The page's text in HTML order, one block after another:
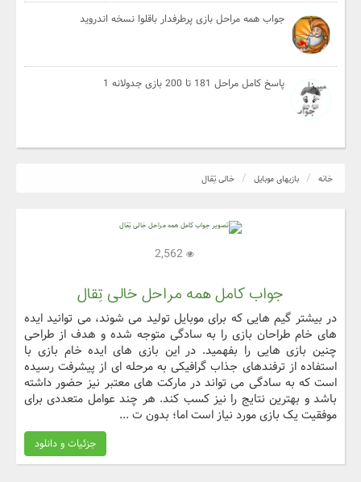
جواب همه مراحل بازی پرطرفدار باقلوا نسخه اندروید
پاسخ کامل مراحل 181 تا 200 بازی جدولانه 1
خانه بازیهای موبایل خالی تِقال
جواب کامل همه مراحل خالی تِقال
در بیشتر گیم هایی که برای موبایل تولید می شوند، می توانید ایده
های خام طراحان بازی را به سادگی متوجه شده و هدف از طراحی
چنین بازی هایی را بفهمید. در این بازی های ایده خام بازی با
استفاده از ترفندهای جذاب گرافیکی به مرحله ای از پیشرفت رسیده
است که به سادگی می تواند در مارکت های معتبر نیز حضور داشته
باشد و بهترین نتایج را نیز کسب کند. هر چند عوامل متعددی برای
موفقیت یک بازی مورد نیاز است اما؛ بدون ت ...
جزئیات و دانلود